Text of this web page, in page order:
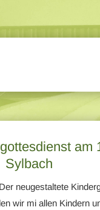
am
Sylbach
neugestaltete
wir mi allen Kindern